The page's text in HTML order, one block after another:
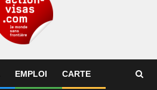
EMPLOI CARTE